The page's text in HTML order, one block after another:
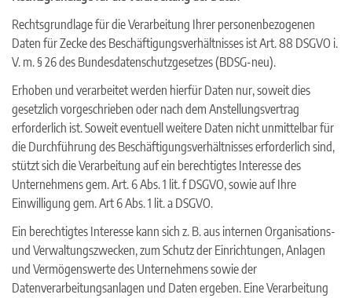
Rechtsgrundlage für die Verarbeitung Ihrer personenbezogenen
Daten für Zecke des Beschäftigungsverhältnisses ist Art. 88 DSGVO i.
V. m. § 26 des Bundesdatenschutzgesetzes (BDSG-neu).
Erhoben und verarbeitet werden hierfür Daten nur, soweit dies
gesetzlich vorgeschrieben oder nach dem Anstellungsvertrag
erforderlich ist. Soweit eventuell weitere Daten nicht unmittelbar für
die Durchführung des Beschäftigungsverhältnisses erforderlich sind,
stützt sich die Verarbeitung auf ein berechtigtes Interesse des
Unternehmens gem. Art. 6 Abs. 1 lit. f DSGVO, sowie auf Ihre
Einwilligung gem. Art 6 Abs. 1 lit. a DSGVO.
Ein berechtigtes Interesse kann sich z. B. aus internen Organisations-
und Verwaltungszwecken, zum Schutz der Einrichtungen, Anlagen
und Vermögenswerte des Unternehmens sowie der
Datenverarbeitungsanlagen und Daten ergeben. Eine Verarbeitung